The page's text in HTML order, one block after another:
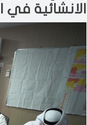
الانشائية في